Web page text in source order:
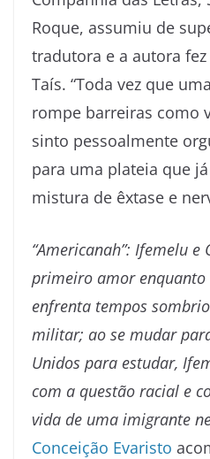
Roque, assumiu de
tradutora e a autora
Taís. “Toda vez que
rompe barreiras como
sinto pessoalmente
para uma plateia que
mistura de êxtase e
“Americanah”: Ifemelu e
primeiro amor enquanto
enfrenta tempos
militar; ao se mudar
Unidos para estudar,
com a questão racial e
vida de uma imigrante
Conceição Evaristo